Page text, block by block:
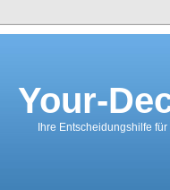
Your-
Ihre Entscheidungshilfe